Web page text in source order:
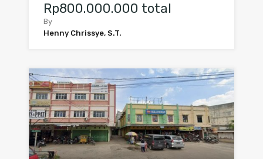
Rp800.000.000 total
By
Henny Chrissye, S.T.